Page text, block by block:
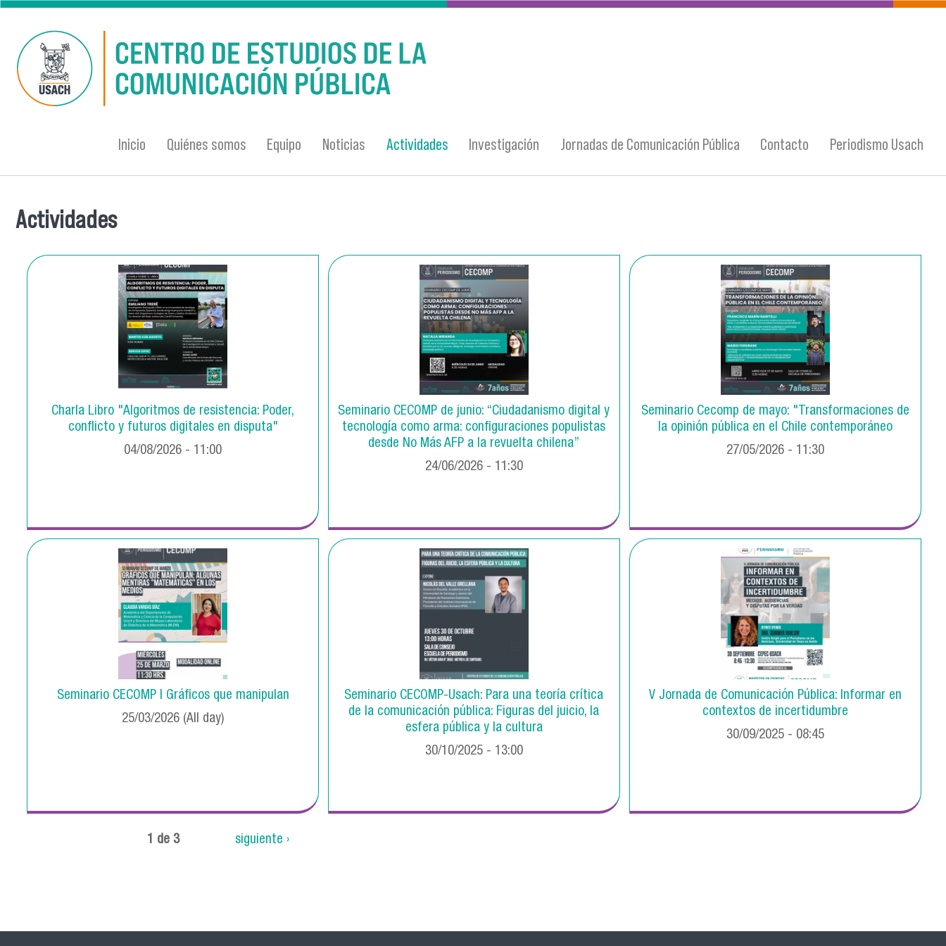
Pasar al contenido principal
Inicio Quiénes somos Equipo Noticias Actividades Investigación Jornadas de Comunicación Pública Contacto Periodismo Usach
Se encuentra usted aquí
Actividades
Charla Libro "Algoritmos de resistencia: Poder,
conflicto y futuros digitales en disputa"
04/08/2026 - 11:00
Seminario CECOMP de junio: “Ciudadanismo digital y
tecnología como arma: configuraciones populistas
desde No Más AFP a la revuelta chilena”
24/06/2026 - 11:30
Seminario Cecomp de mayo: "Transformaciones de
la opinión pública en el Chile contemporáneo
27/05/2026 - 11:30
Seminario CECOMP | Gráficos que manipulan
25/03/2026 (All day)
Seminario CECOMP-Usach: Para una teoría crítica
de la comunicación pública: Figuras del juicio, la
esfera pública y la cultura
30/10/2025 - 13:00
V Jornada de Comunicación Pública: Informar en
contextos de incertidumbre
30/09/2025 - 08:45
1 de 3 siguiente ›